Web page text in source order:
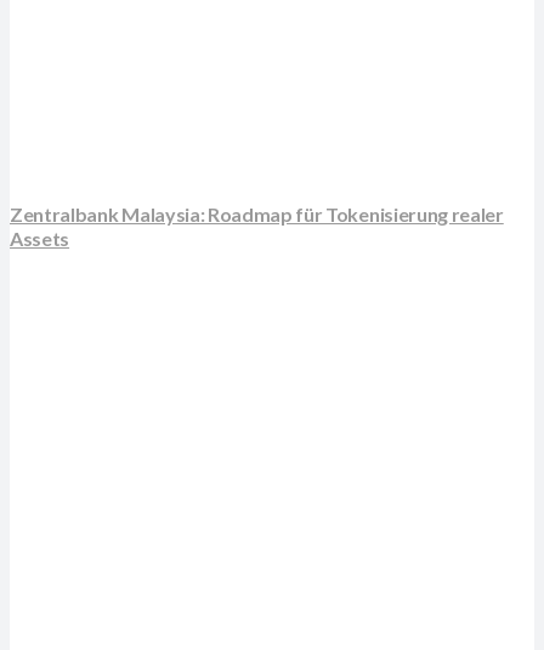
Zentralbank Malaysia: Roadmap für Tokenisierung realer
Assets